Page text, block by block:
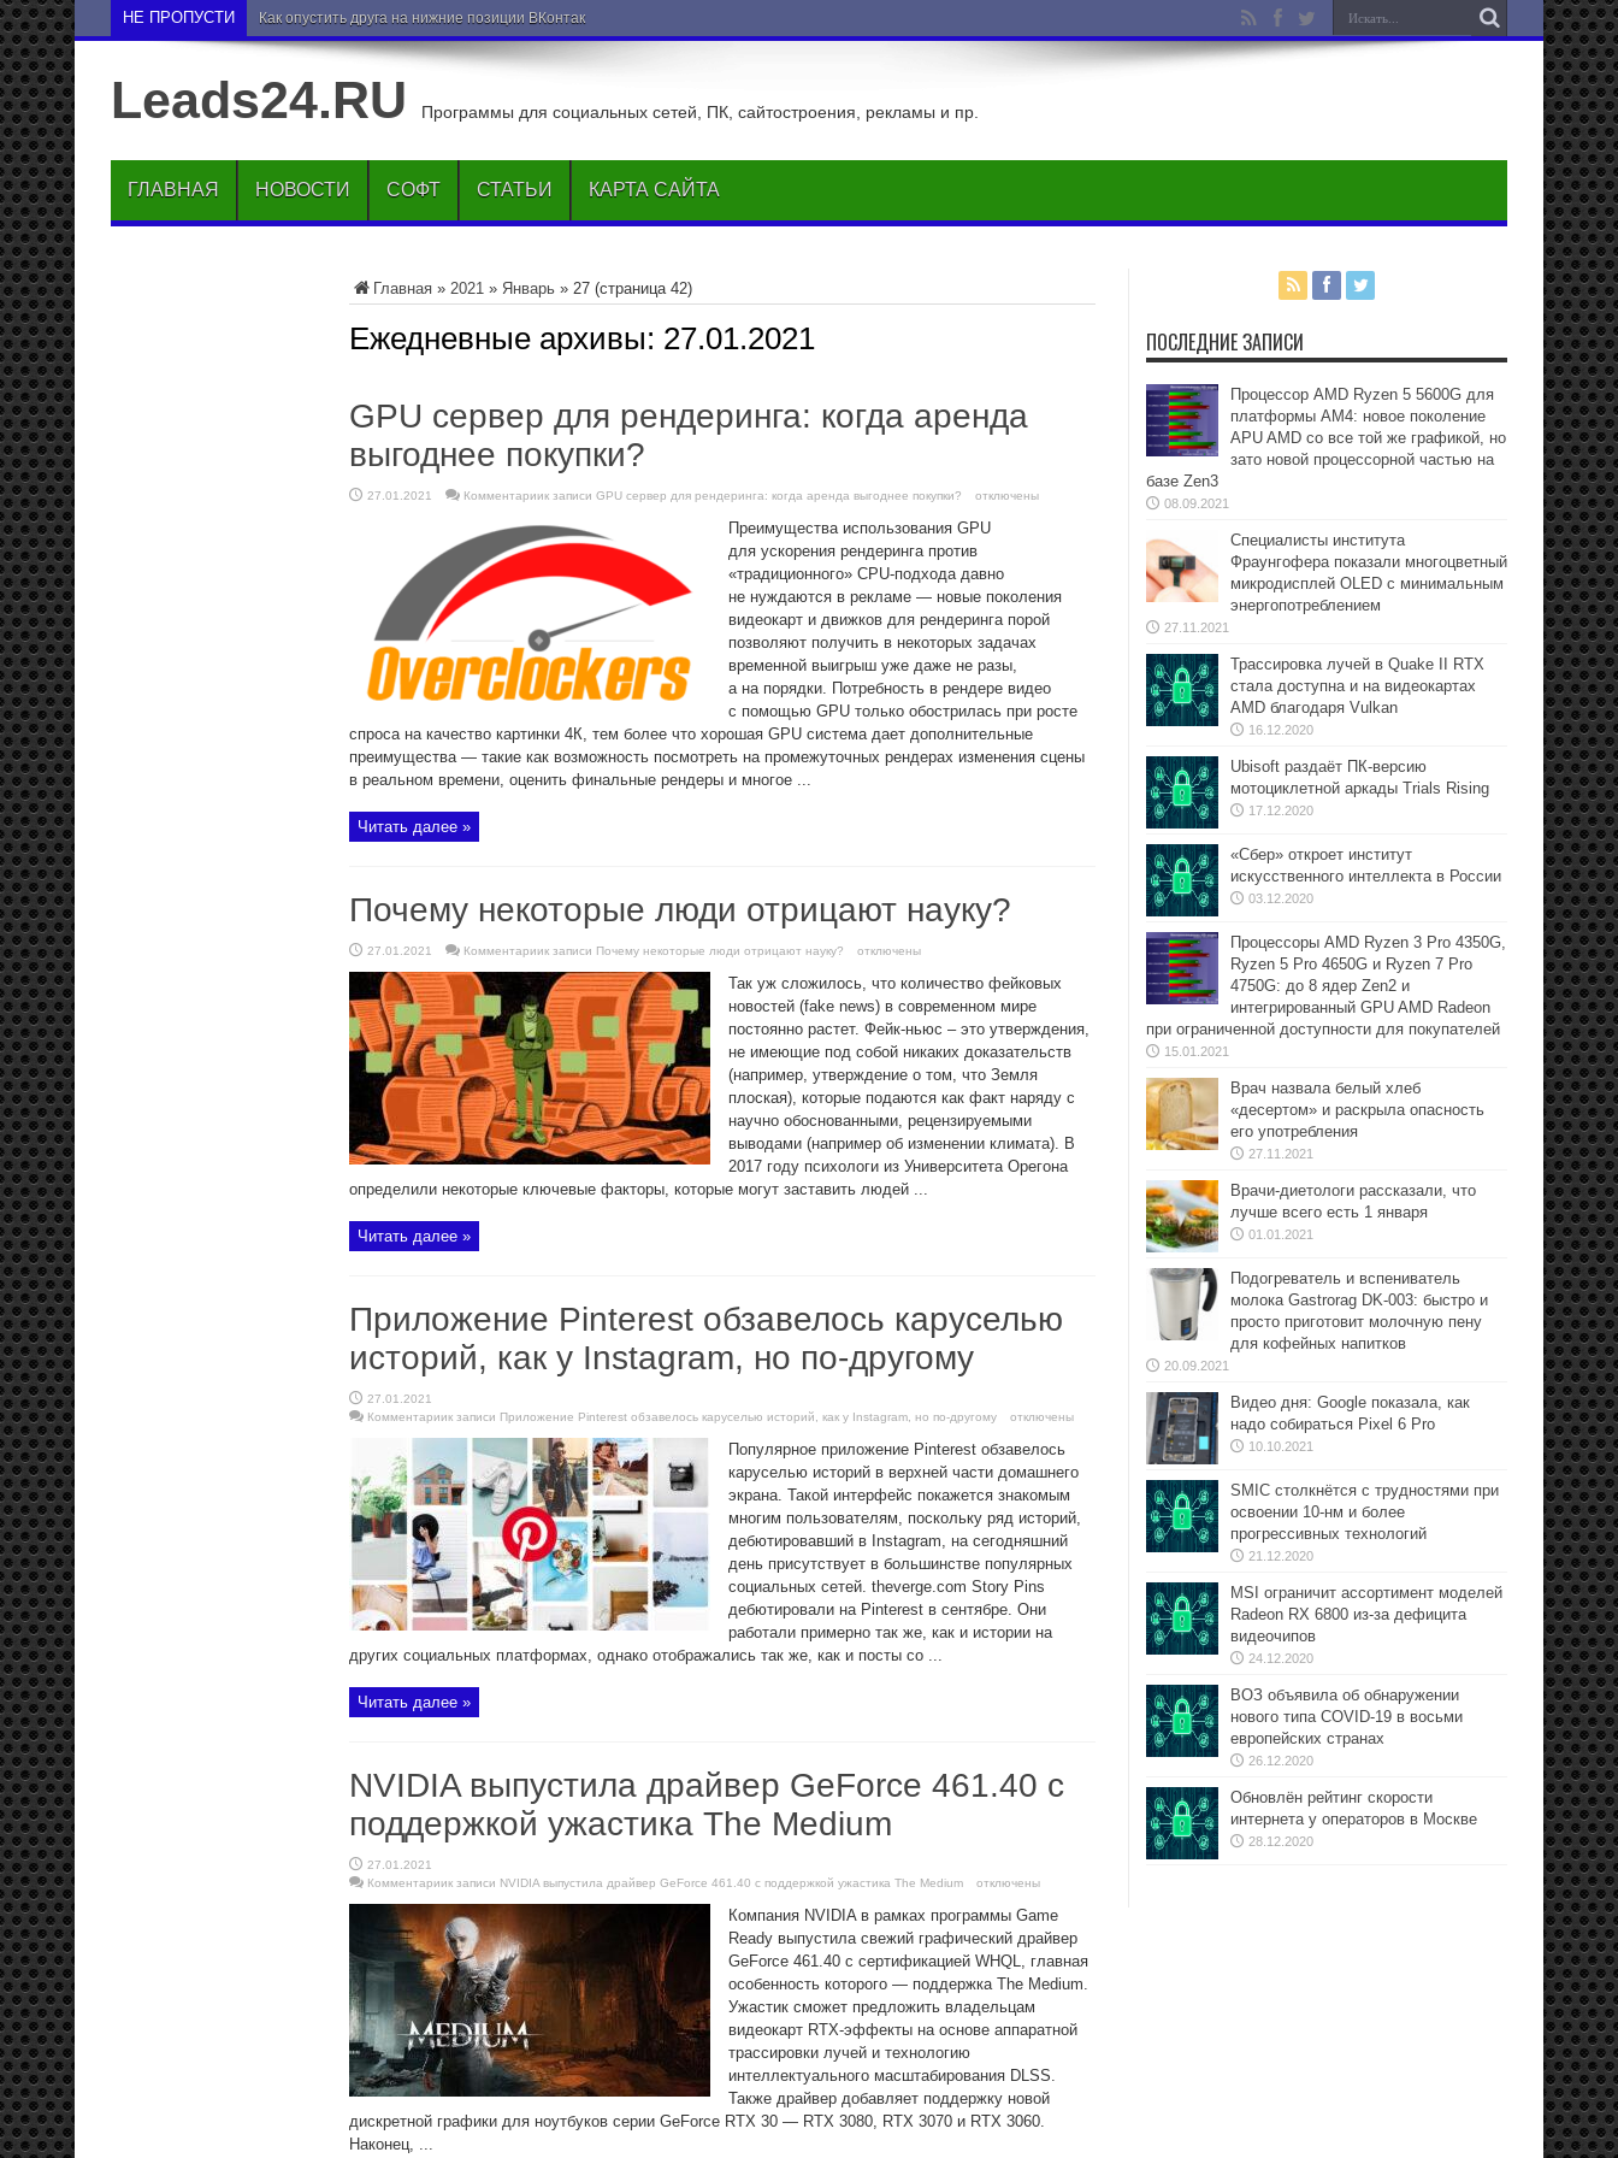
НЕ ПРОПУСТИ Как опустить друга на нижние позиции ВКонтакте
Leads24.RU Программы для социальных сетей, ПК, сайтостроения, рекламы и пр.
ГЛАВНАЯ НОВОСТИ СОФТ СТАТЬИ КАРТА САЙТА
Главная » 2021 » Январь » 27 (страница 42)
Ежедневные архивы: 27.01.2021
GPU сервер для рендеринга: когда аренда
выгоднее покупки?
27.01.2021 Комментариик записи GPU сервер для рендеринга: когда аренда выгоднее покупки? отключены
Преимущества использования GPU
для ускорения рендеринга против
«традиционного» CPU-подхода давно
не нуждаются в рекламе — новые поколения
видеокарт и движков для рендеринга порой
позволяют получить в некоторых задачах
временной выигрыш уже даже не разы,
а на порядки. Потребность в рендере видео
с помощью GPU только обострилась при росте
спроса на качество картинки 4К, тем более что хорошая GPU система дает дополнительные
преимущества — такие как возможность посмотреть на промежуточных рендерах изменения сцены
в реальном времени, оценить финальные рендеры и многое ...
Читать далее »
Почему некоторые люди отрицают науку?
27.01.2021 Комментариик записи Почему некоторые люди отрицают науку? отключены
Так уж сложилось, что количество фейковых
новостей (fake news) в современном мире
постоянно растет. Фейк-ньюс – это утверждения,
не имеющие под собой никаких доказательств
(например, утверждение о том, что Земля
плоская), которые подаются как факт наряду с
научно обоснованными, рецензируемыми
выводами (например об изменении климата). В
2017 году психологи из Университета Орегона
определили некоторые ключевые факторы, которые могут заставить людей ...
Читать далее »
Приложение Pinterest обзавелось каруселью
историй, как у Instagram, но по-другому
27.01.2021
Комментариик записи Приложение Pinterest обзавелось каруселью историй, как у Instagram, но по-другому отключены
Популярное приложение Pinterest обзавелось
каруселью историй в верхней части домашнего
экрана. Такой интерфейс покажется знакомым
многим пользователям, поскольку ряд историй,
дебютировавший в Instagram, на сегодняшний
день присутствует в большинстве популярных
социальных сетей. theverge.com Story Pins
дебютировали на Pinterest в сентябре. Они
работали примерно так же, как и истории на
других социальных платформах, однако отображались так же, как и посты со ...
Читать далее »
NVIDIA выпустила драйвер GeForce 461.40 с
поддержкой ужастика The Medium
27.01.2021
Комментариик записи NVIDIA выпустила драйвер GeForce 461.40 с поддержкой ужастика The Medium отключены
Компания NVIDIA в рамках программы Game
Ready выпустила свежий графический драйвер
GeForce 461.40 с сертификацией WHQL, главная
особенность которого — поддержка The Medium.
Ужастик сможет предложить владельцам
видеокарт RTX-эффекты на основе аппаратной
трассировки лучей и технологию
интеллектуального масштабирования DLSS.
Также драйвер добавляет поддержку новой
дискретной графики для ноутбуков серии GeForce RTX 30 — RTX 3080, RTX 3070 и RTX 3060.
Наконец, ...
ПОСЛЕДНИЕ ЗАПИСИ
Процессор AMD Ryzen 5 5600G для
платформы АМ4: новое поколение
APU AMD со все той же графикой, но
зато новой процессорной частью на
базе Zen3
08.09.2021
Специалисты института
Фраунгофера показали многоцветный
микродисплей OLED с минимальным
энергопотреблением
27.11.2021
Трассировка лучей в Quake II RTX
стала доступна и на видеокартах
AMD благодаря Vulkan
16.12.2020
Ubisoft раздаёт ПК-версию
мотоциклетной аркады Trials Rising
17.12.2020
«Сбер» откроет институт
искусственного интеллекта в России
03.12.2020
Процессоры AMD Ryzen 3 Pro 4350G,
Ryzen 5 Pro 4650G и Ryzen 7 Pro
4750G: до 8 ядер Zen2 и
интегрированный GPU AMD Radeon
при ограниченной доступности для покупателей
15.01.2021
Врач назвала белый хлеб
«десертом» и раскрыла опасность
его употребления
27.11.2021
Врачи-диетологи рассказали, что
лучше всего есть 1 января
01.01.2021
Подогреватель и вспениватель
молока Gastrorag DK-003: быстро и
просто приготовит молочную пену
для кофейных напитков
20.09.2021
Видео дня: Google показала, как
надо собираться Pixel 6 Pro
10.10.2021
SMIC столкнётся с трудностями при
освоении 10-нм и более
прогрессивных технологий
21.12.2020
MSI ограничит ассортимент моделей
Radeon RX 6800 из-за дефицита
видеочипов
24.12.2020
ВОЗ объявила об обнаружении
нового типа COVID-19 в восьми
европейских странах
26.12.2020
Обновлён рейтинг скорости
интернета у операторов в Москве
28.12.2020